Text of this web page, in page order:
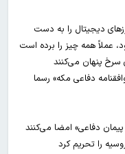
دیجیتال را به دست
همه چیز را برده است
سرخ پنهان می‌کنند
دفاعی مکه» رسما
دفاعی» امضا می‌کنند